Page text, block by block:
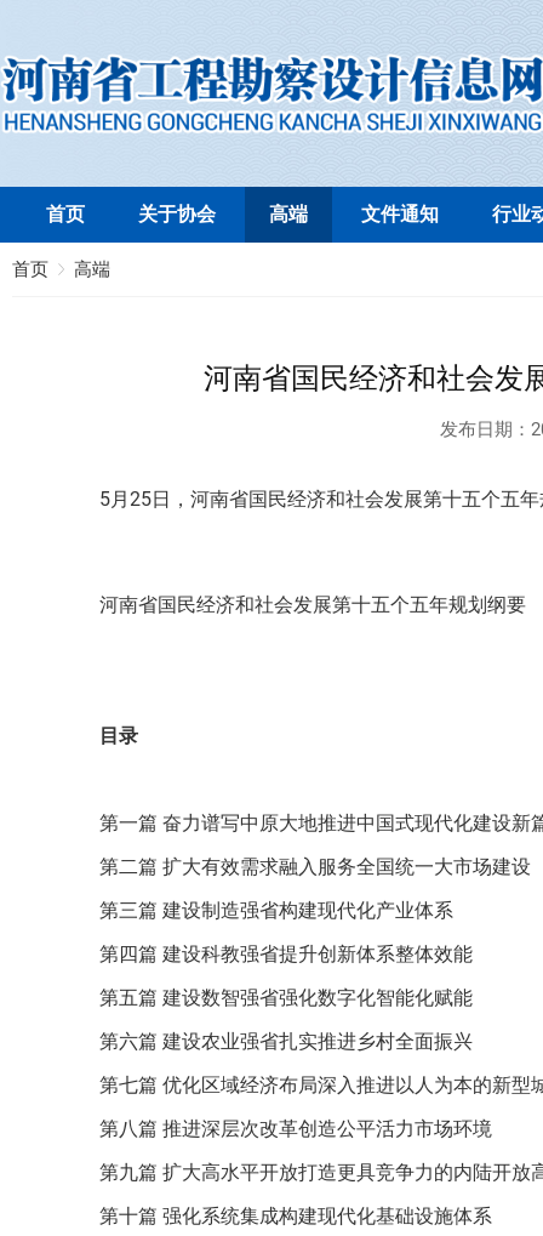
首页 关于协会 高端 文件通知 行业
首页 高端
河南省国民经济和社会发
发布日期：
5月25日，河南省国民经济和社会发展第十五个五
河南省国民经济和社会发展第十五个五年规划纲要
目录
第一篇 奋力谱写中原大地推进中国式现代化建设新
第二篇 扩大有效需求融入服务全国统一大市场建设
第三篇 建设制造强省构建现代化产业体系
第四篇 建设科教强省提升创新体系整体效能
第五篇 建设数智强省强化数字化智能化赋能
第六篇 建设农业强省扎实推进乡村全面振兴
第七篇 优化区域经济布局深入推进以人为本的新型
第八篇 推进深层次改革创造公平活力市场环境
第九篇 扩大高水平开放打造更具竞争力的内陆开放
第十篇 强化系统集成构建现代化基础设施体系